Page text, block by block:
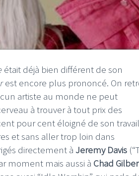
était déjà bien différent de son
est encore plus prononcé. On
artiste au monde ne peut
à trouver à tout prix des
pour cent éloigné de son travail
et sans aller trop loin dans
directement à Jeremy Davis
moment mais aussi à Chad